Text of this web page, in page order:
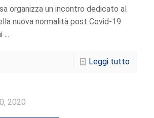
organizza un incontro dedicato al
nuova normalità post Covid-19
...
Leggi tutto
2020